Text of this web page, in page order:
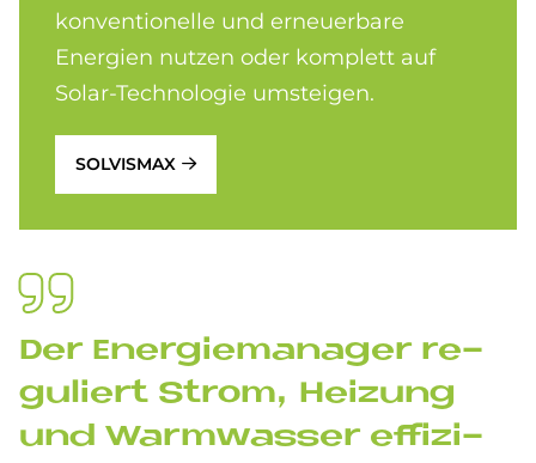
konventionelle und erneuerbare
Energien nutzen oder komplett auf
Solar-Technologie umsteigen.
SOLVISMAX
Der En­er­gie­ma­na­ger re­
gu­liert Strom, Hei­zung
und Warm­was­ser ef­fi­zi­